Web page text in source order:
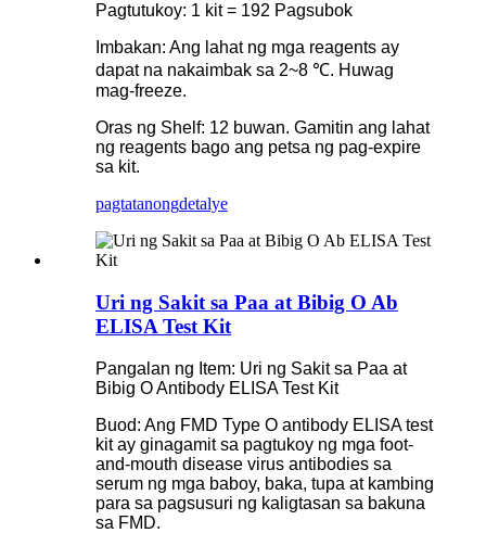
Pagtutukoy: 1 kit = 192 Pagsubok
Imbakan: Ang lahat ng mga reagents ay
dapat na nakaimbak sa 2~8 ℃. Huwag
mag-freeze.
Oras ng Shelf: 12 buwan. Gamitin ang lahat
ng reagents bago ang petsa ng pag-expire
sa kit.
pagtatanongdetalye
Uri ng Sakit sa Paa at Bibig O Ab
ELISA Test Kit
Pangalan ng Item: Uri ng Sakit sa Paa at
Bibig O Antibody ELISA Test Kit
Buod: Ang FMD Type O antibody ELISA test
kit ay ginagamit sa pagtukoy ng mga foot-
and-mouth disease virus antibodies sa
serum ng mga baboy, baka, tupa at kambing
para sa pagsusuri ng kaligtasan sa bakuna
sa FMD.